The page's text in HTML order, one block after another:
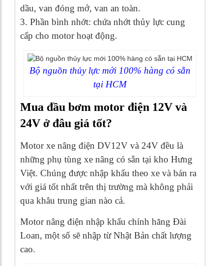
dầu, van đóng mở, van an toàn.
3. Phần bình nhớt: chứa nhớt thủy lực cung
cấp cho motor hoạt động.
Bộ nguồn thủy lực mới 100% hàng có sẵn
tại HCM
Mua đầu bơm motor điện 12V và
24V ở đâu giá tốt?
Motor xe nâng điện DV12V và 24V đều là
những phụ tùng xe nâng có sẵn tại kho Hưng
Việt. Chúng được nhập khẩu theo xe và bán ra
với giá tốt nhất trên thị trường mà không phải
qua khâu trung gian nào cả.
Motor nâng điện nhập khẩu chính hãng Đài
Loan, một số sẽ nhập từ Nhật Bản chất lượng
cao.